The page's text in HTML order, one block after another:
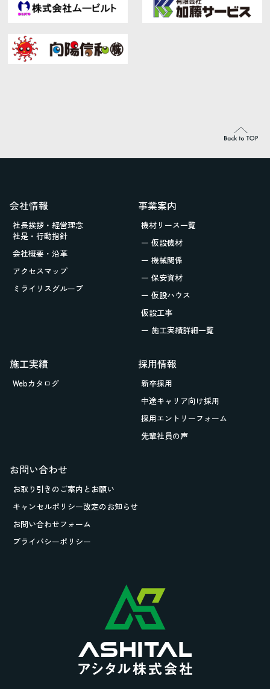
会社情報
社長挨拶・経営理念
社是・行動指針
会社概要・沿革
アクセスマップ
ミライリスグループ
事業案内
機材リース一覧
ー 仮設機材
ー 機械関係
ー 保安資材
ー 仮設ハウス
仮設工事
ー 施工実績詳細一覧
施工実績
Webカタログ
採用情報
新卒採用
中途キャリア向け採用
採用エントリーフォーム
先輩社員の声
お問い合わせ
お取り引きのご案内とお願い
キャンセルポリシー改定のお知らせ
お問い合わせフォーム
プライバシーポリシー